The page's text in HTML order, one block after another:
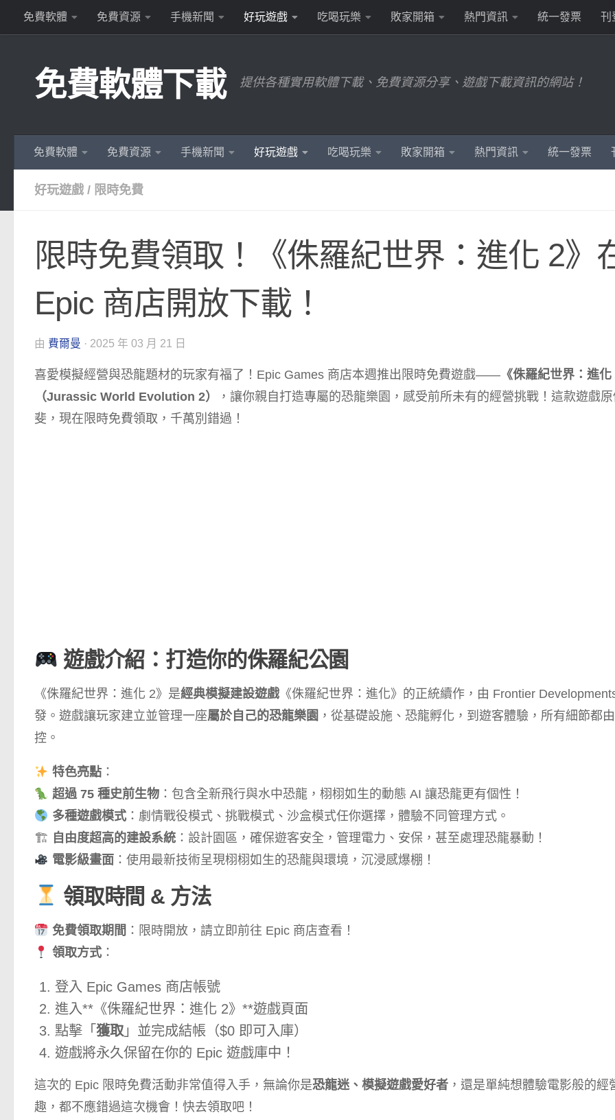
Skip to content
免費軟體 免費資源 手機新聞 好玩遊戲 吃喝玩樂 敗家開箱 熱門資訊 統一發票 刊
免費軟體下載 提供各種實用軟體下載、免費資源分享、遊戲下載資訊的網站！
免費軟體 免費資源 手機新聞 好玩遊戲 吃喝玩樂 敗家開箱 熱門資訊 統一發票
好玩遊戲 / 限時免費
限時免費領取！《侏羅紀世界：進化 2》
Epic 商店開放下載！
由 費爾曼 · 2025 年 03 月 21 日
喜愛模擬經營與恐龍題材的玩家有福了！Epic Games 商店本週推出限時免費遊戲—— 《侏羅紀世界：進
（Jurassic World Evolution 2）
，讓你親自打造專屬的恐龍樂園，感受前所未有的經營挑戰！這款遊戲
斐，現在限時免費領取，千萬別錯過！
遊戲介紹：打造你的侏羅紀公園
《侏羅紀世界：進化 2》是經典模擬建設遊戲 《侏羅紀世界：進化》的正統續作，由 Frontier
發。遊戲讓玩家建立並管理一座屬於自己的恐龍樂園 ，從基礎設施、恐龍孵化，到遊客體驗，所有細節都
控。
特色亮點：
超過 75 種史前生物：包含全新飛行與水中恐龍，栩栩如生的動態 AI 讓恐龍更有個性！
多種遊戲模式：劇情戰役模式、挑戰模式、沙盒模式任你選擇，體驗不同管理方式。
🏗 自由度超高的建設系統 ：設計園區，確保遊客安全，管理電力、安保，甚至處理恐龍暴動！
電影級畫面：使用最新技術呈現栩栩如生的恐龍與環境，沉浸感爆棚！
領取時間 & 方法
免費領取期間 ：限時開放，請立即前往 Epic 商店查看！
領取方式：
登入 Epic Games 商店帳號
進入**《侏羅紀世界：進化 2》**遊戲頁面
點擊「 獲取 」並完成結帳（$0 即可入庫）
遊戲將永久保留在你的 Epic 遊戲庫中！
這次的 Epic 限時免費活動非常值得入手，無論你是恐龍迷、模擬遊戲愛好者 ，還是單純想體驗電影般的經
趣，都不應錯過這次機會！快去領取吧！